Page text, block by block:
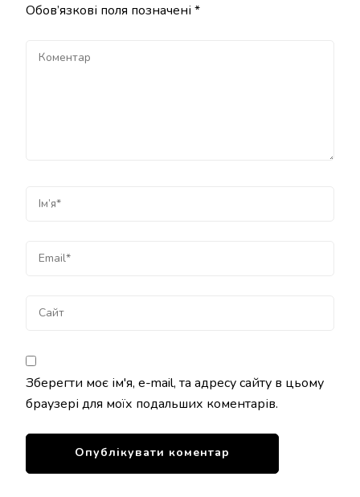
Обов’язкові поля позначені *
Зберегти моє ім'я, e-mail, та адресу сайту в цьому
браузері для моїх подальших коментарів.